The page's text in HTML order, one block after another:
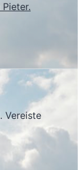
Vereiste